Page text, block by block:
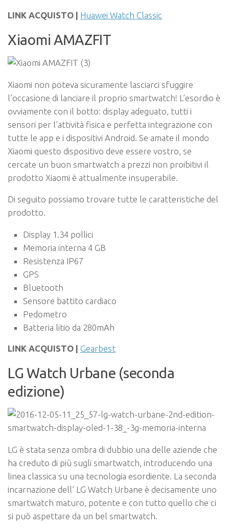
LINK ACQUISTO | Huawei Watch Classic
Xiaomi AMAZFIT
Xiaomi non poteva sicuramente lasciarci sfuggire
l’occasione di lanciare il proprio smartwatch! L’esordio è
ovviamente con il botto: display adeguato, tutti i
sensori per l’attività fisica e perfetta integrazione con
tutte le app e i dispositivi Android. Se amate il mondo
Xiaomi questo dispositivo deve essere vostro, se
cercate un buon smartwatch a prezzi non proibitivi il
prodotto Xiaomi è attualmente insuperabile.
Di seguito possiamo trovare tutte le caratteristiche del
prodotto.
Display 1.34 pollici
Memoria interna 4 GB
Resistenza IP67
GPS
Bluetooth
Sensore battito cardiaco
Pedometro
Batteria litio da 280mAh
LINK ACQUISTO | Gearbest
LG Watch Urbane (seconda
edizione)
LG è stata senza ombra di dubbio una delle aziende che
ha creduto di più sugli smartwatch, introducendo una
linea classica su una tecnologia esordiente. La seconda
incarnazione dell’ LG Watch Urbane è decisamente uno
smartwatch maturo, potente e con tutto quello che ci
si può aspettare da un bel smartwatch.